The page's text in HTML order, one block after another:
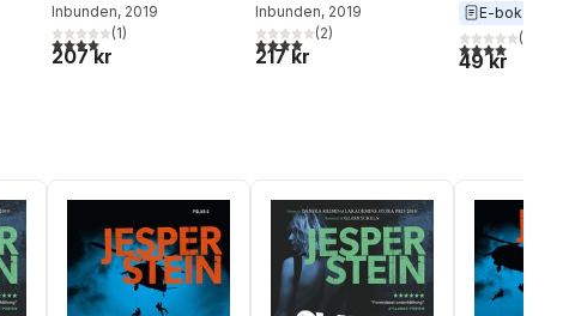
Inbunden, 2019
4,0utav 5 stjärnor. Totalt antal röster:
(1)
207 kr
Inbunden, 2019
4,0utav 5 stjärnor. Totalt antal röster:
(2)
217 kr
E-bok
4,0utav 5(
49 kr